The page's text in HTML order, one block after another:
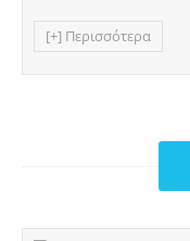
[+] Περισσότερα